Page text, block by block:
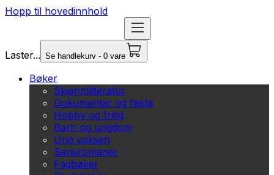
Hopp til hovedinnhold
Laster... Se handlekurv - 0 vare
Bøker
Skjønnlitteratur
Dokumentar og fakta
Hobby og fritid
Barn og ungdom
Ung voksen
Serieromaner
Fagbøker